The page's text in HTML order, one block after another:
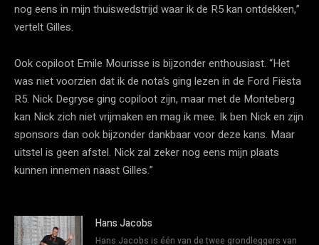
nog eens in mijn thuiswedstrijd waar ik de R5 kan ontdekken,”
vertelt Gilles.
Ook copiloot Emile Mourisse is bijzonder enthousiast. “Het
was niet voorzien dat ik de nota’s ging lezen in de Ford Fiësta
R5. Nick Degryse ging copiloot zijn, maar met de Monteberg
kan Nick zich niet vrijmaken en mag ik mee. Ik ben Nick en zijn
sponsors dan ook bijzonder dankbaar voor deze kans. Maar
uitstel is geen afstel. Nick zal zeker nog eens mijn plaats
kunnen innemen naast Gilles.”
Hans Jacobs
Hans Jacobs is één van de twee grondleggers van